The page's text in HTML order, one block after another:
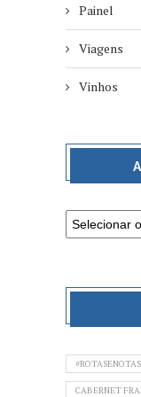
Painel
Viagens
Vinhos
#ROTASENOTAS
CABERNET